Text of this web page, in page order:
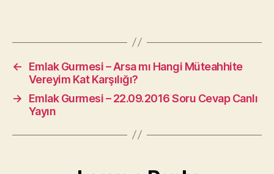
←
Emlak Gurmesi – Arsa mı Hangi Müteahhite
Vereyim Kat Karşılığı?
→
Emlak Gurmesi – 22.09.2016 Soru Cevap Canlı
Yayın